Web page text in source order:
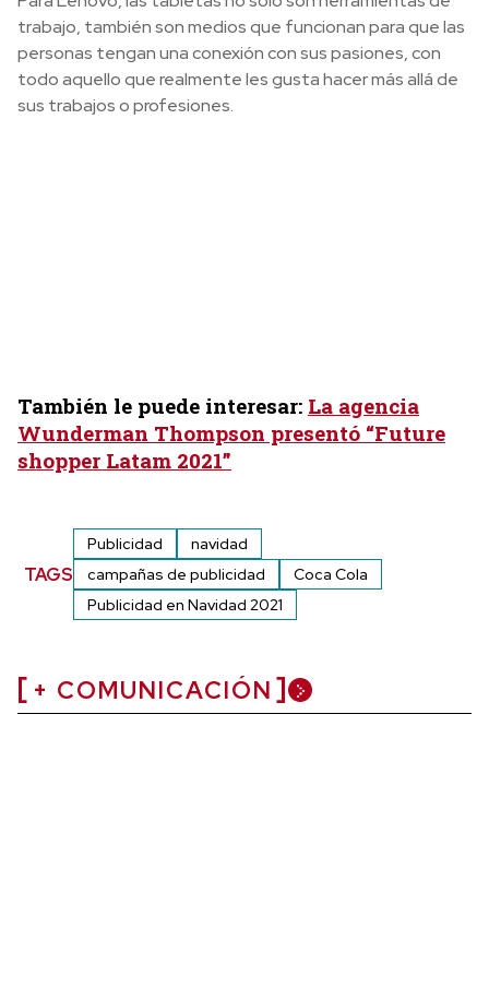
trabajo, también son medios que funcionan para que las
personas tengan una conexión con sus pasiones, con
todo aquello que realmente les gusta hacer más allá de
sus trabajos o profesiones.
También le puede interesar: La agencia
Wunderman Thompson presentó “Future
shopper Latam 2021”
TAGS
Publicidad
navidad
campañas de publicidad
Coca Cola
Publicidad en Navidad 2021
+ COMUNICACIÓN